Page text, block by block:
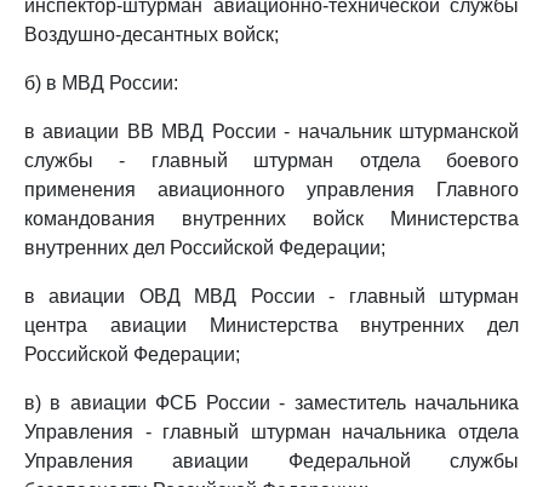
инспектор-штурман авиационно-технической службы
Воздушно-десантных войск;
б) в МВД России:
в авиации ВВ МВД России - начальник штурманской
службы - главный штурман отдела боевого
применения авиационного управления Главного
командования внутренних войск Министерства
внутренних дел Российской Федерации;
в авиации ОВД МВД России - главный штурман
центра авиации Министерства внутренних дел
Российской Федерации;
в) в авиации ФСБ России - заместитель начальника
Управления - главный штурман начальника отдела
Управления авиации Федеральной службы